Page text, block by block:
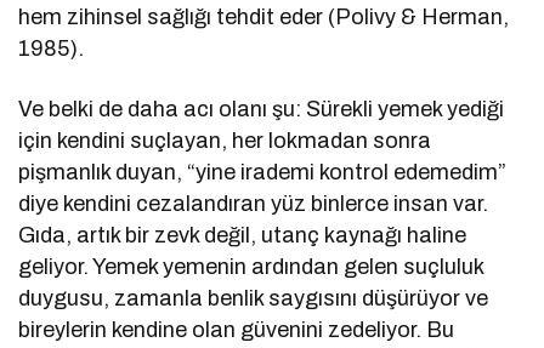
hem zihinsel sağlığı tehdit eder (Polivy & Herman,
1985).
Ve belki de daha acı olanı şu: Sürekli yemek yediği
için kendini suçlayan, her lokmadan sonra
pişmanlık duyan, “yine irademi kontrol edemedim”
diye kendini cezalandıran yüz binlerce insan var.
Gıda, artık bir zevk değil, utanç kaynağı haline
geliyor. Yemek yemenin ardından gelen suçluluk
duygusu, zamanla benlik saygısını düşürüyor ve
bireylerin kendine olan güvenini zedeliyor. Bu